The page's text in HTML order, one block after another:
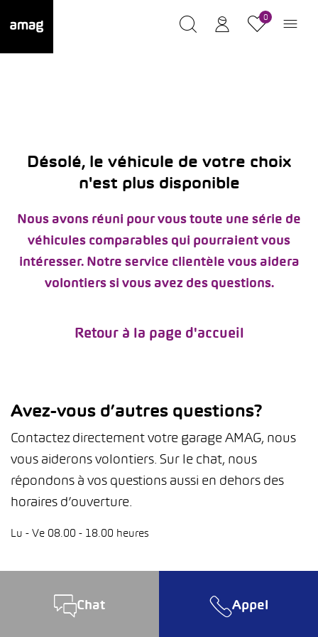
0
Désolé, le véhicule de votre choix
n'est plus disponible
Nous avons réuni pour vous toute une série de
véhicules comparables qui pourraient vous
intéresser. Notre service clientèle vous aidera
volontiers si vous avez des questions.
Retour à la page d'accueil
Avez-vous d’autres questions?
Contactez directement votre garage AMAG, nous
vous aiderons volontiers. Sur le chat, nous
répondons à vos questions aussi en dehors des
horaires d’ouverture.
Lu - Ve 08.00 - 18.00 heures
Chat Appel